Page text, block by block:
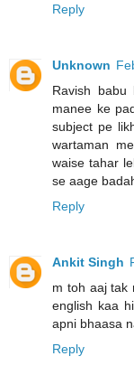
Reply
Unknown
Ravish babu
manee ke
subject pe
wartaman
waise tahar
se aage
Reply
Ankit Singh
m toh aaj tak
english kaa
apni bhaasa
Reply